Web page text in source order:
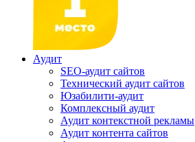
Аудит
SEO-аудит сайтов
Технический аудит сайтов
Юзабилити-аудит
Комплексный аудит
Аудит контекстной рекламы
Аудит контента сайтов